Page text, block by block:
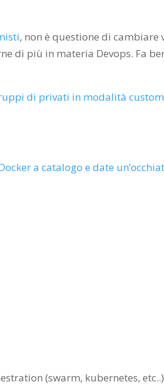
, non è questione di cambiare
di più in materia Devops. Fa
di privati in modalità custom
a catalogo e date
(swarm, kubernetes, etc..)